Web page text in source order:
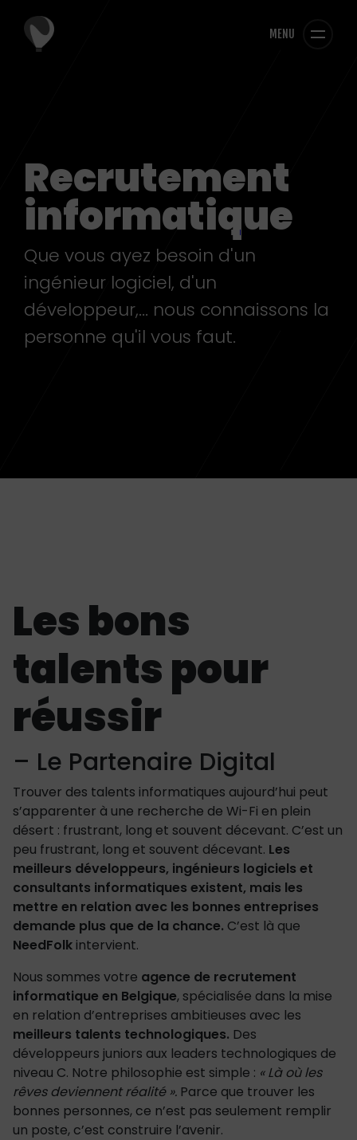
MENU
Recrutement
informatique
Que vous ayez besoin d'un
ingénieur logiciel, d'un
développeur,... nous connaissons la
personne qu'il vous faut.
Les bons
talents pour
réussir
– Le Partenaire Digital
Trouver des talents informatiques aujourd’hui peut
s’apparenter à une recherche de Wi-Fi en plein
désert : frustrant, long et souvent décevant. C’est un
peu frustrant, long et souvent décevant. Les
meilleurs développeurs, ingénieurs logiciels et
consultants informatiques existent, mais les
mettre en relation avec les bonnes entreprises
demande plus que de la chance. C’est là que
NeedFolkintervient.
Nous sommes votre agence de recrutement
informatique en Belgique, spécialisée dans la mise
en relation d’entreprises ambitieuses avec les
meilleurs talents technologiques. Des
développeurs juniors aux leaders technologiques de
niveau C. Notre philosophie est simple : « Là où les
rêves deviennent réalité ».Parce que trouver les
bonnes personnes, ce n’est pas seulement remplir
un poste, c’est construire l’avenir.